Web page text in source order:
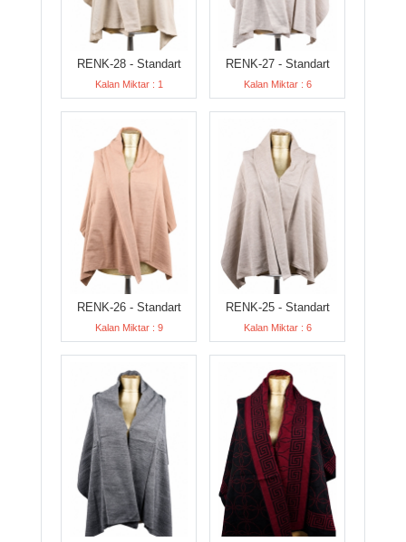
RENK-28 - Standart
Kalan Miktar : 1
RENK-27 - Standart
Kalan Miktar : 6
RENK-26 - Standart
Kalan Miktar : 9
RENK-25 - Standart
Kalan Miktar : 6